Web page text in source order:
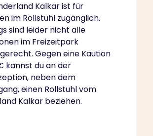
Kalkar ist für
im Rollstuhl zugänglich.
sind leider nicht alle
im Freizeitpark
Gegen eine Kaution
kannst du an der
neben dem
einen Rollstuhl vom
Kalkar beziehen.